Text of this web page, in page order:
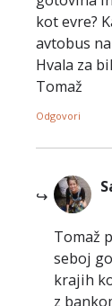
kot evre?
avtobus
Hvala za
Tomaž
Odgovori
Tomaž
seboj
krajih
z